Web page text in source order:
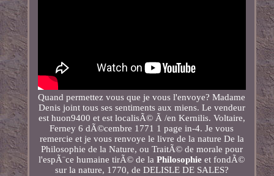
Quand permettez vous que je vous l'envoye? Madame
Denis joint tous ses sentiments aux miens. Le vendeur
est huon9400 et est localisÃ© Ã /en Kernilis. Voltaire,
Ferney 6 dÃ©cembre 1771 1 page in-4. Je vous
remercie et je vous renvoye le livre de la nature De la
Philosophie de la Nature, ou TraitÃ© de morale pour
l'espÃ¨ce humaine tirÃ© de laPhilosophie et fondÃ©
sur la nature, 1770, de DELISLE DE SALES?